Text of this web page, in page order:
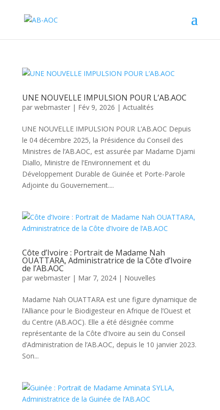
UNE NOUVELLE IMPULSION POUR L’AB.AOC
par webmaster| Fév 9, 2026 | Actualités
UNE NOUVELLE IMPULSION POUR L’AB.AOC Depuis
le 04 décembre 2025, la Présidence du Conseil des
Ministres de l’AB.AOC, est assurée par Madame Djami
Diallo, Ministre de l’Environnement et du
Développement Durable de Guinée et Porte-Parole
Adjointe du Gouvernement....
Côte d’Ivoire : Portrait de Madame Nah
OUATTARA, Administratrice de la Côte d’Ivoire
de l’AB.AOC
par webmaster| Mar 7, 2024| Nouvelles
Madame Nah OUATTARA est une figure dynamique de
l’Alliance pour le Biodigesteur en Afrique de l’Ouest et
du Centre (AB.AOC). Elle a été désignée comme
représentante de la Côte d’Ivoire au sein du Conseil
d’Administration de l’AB.AOC, depuis le 10 janvier 2023.
Son...